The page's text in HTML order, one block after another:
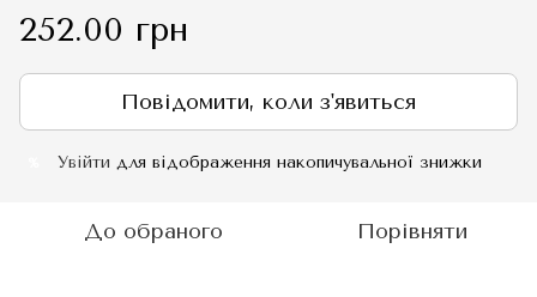
252.00 грн
Повідомити, коли з'явиться
Увійти для відображення накопичувальної знижки
До обраного Порівняти